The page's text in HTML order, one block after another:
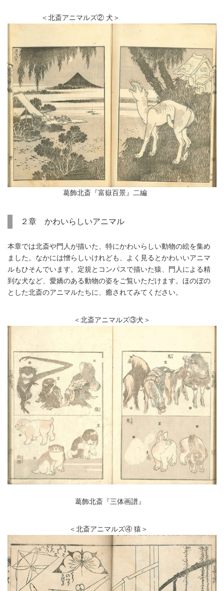
＜北斎アニマルズ② 犬＞
葛飾北斎『富嶽百景』二編
２章 かわいらしいアニマル
本章では北斎や門人が描いた、特にかわいらしい動物の絵を集め
ました。なかには憎らしいけれども、よく見るとかわいいアニマ
ルもひそんでいます。定規とコンパスで描いた猿、門人による精
到な犬など、愛嬌のある動物の姿をご覧いただけます。ほのぼの
とした北斎のアニマルたちに、癒されてみてください。
＜北斎アニマルズ③犬＞
葛飾北斎『三体画譜』
＜北斎アニマルズ④ 猿＞